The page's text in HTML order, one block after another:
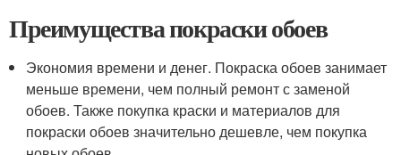
Преимущества покраски обоев
Экономия времени и денег. Покраска обоев занимает
меньше времени, чем полный ремонт с заменой
обоев. Также покупка краски и материалов для
покраски обоев значительно дешевле, чем покупка